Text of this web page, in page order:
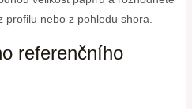
nebo z pohledu shora.
referenčního